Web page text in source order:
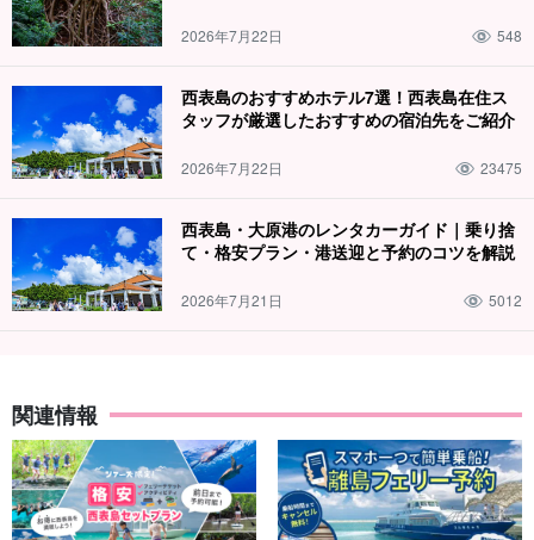
西表島のジャングルには亜熱帯地域独自の動植物が群生していま
すので、それらを鑑賞するだけでもワクワクしてきます。また森
林浴を味わうこともでき、心身ともにリフレッシュしましょう！
※こちらのプランはピナイサーラの
⬇︎滝上まで行くプランはこちら
【西表島/1日】ピナイサーラの滝上＆滝壺へ！人数制
限ありの特別ツアー☆マングローブカヌー＆トレッキ
ングコース♪滝上からの景色は感動間違いなし◎ラン
チ付き（No.12）
開始時間：9:00〜16:00
所要時間：約6.5時間
カヌー＆トレッキングコース☆人数限定！早い者勝ち
＜送迎付き＆立入申請不要＞（No.10）
開始時間：9:00〜13:00
所要時間：約4時間
11,000円
2026年7月22日 548
西表島のおすすめホテル7選！西表島在住ス
タッフが厳選したおすすめの宿泊先をご紹介
2026年7月22日 23475
西表島・大原港のレンタカーガイド｜乗り捨
て・格安プラン・港送迎と予約のコツを解説
2026年7月21日 5012
関連情報